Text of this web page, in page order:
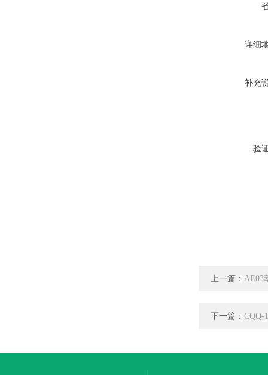
详细
补充
验
上一篇： AE03
下一篇： CQQ-